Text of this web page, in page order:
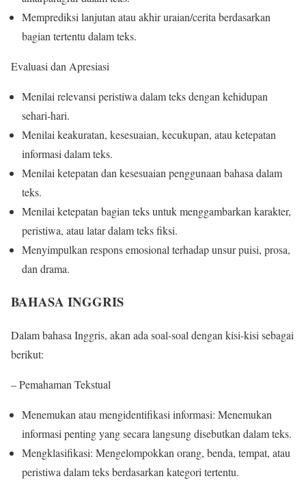
Memprediksi lanjutan atau akhir uraian/cerita berdasarkan
bagian tertentu dalam teks.
Evaluasi dan Apresiasi
Menilai relevansi peristiwa dalam teks dengan kehidupan
sehari-hari.
Menilai keakuratan, kesesuaian, kecukupan, atau ketepatan
informasi dalam teks.
Menilai ketepatan dan kesesuaian penggunaan bahasa dalam
teks.
Menilai ketepatan bagian teks untuk menggambarkan karakter,
peristiwa, atau latar dalam teks fiksi.
Menyimpulkan respons emosional terhadap unsur puisi, prosa,
dan drama.
BAHASA INGGRIS
Dalam bahasa Inggris, akan ada soal-soal dengan kisi-kisi sebagai
berikut:
– Pemahaman Tekstual
Menemukan atau mengidentifikasi informasi: Menemukan
informasi penting yang secara langsung disebutkan dalam teks.
Mengklasifikasi: Mengelompokkan orang, benda, tempat, atau
peristiwa dalam teks berdasarkan kategori tertentu.